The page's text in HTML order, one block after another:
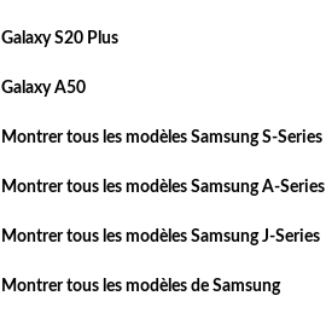
Galaxy S20 Plus
Galaxy A50
Montrer tous les modèles Samsung S-Series
Montrer tous les modèles Samsung A-Series
Montrer tous les modèles Samsung J-Series
Montrer tous les modèles de Samsung